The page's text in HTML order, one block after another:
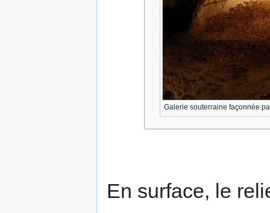
Galerie souterraine façonnée
En surface, le